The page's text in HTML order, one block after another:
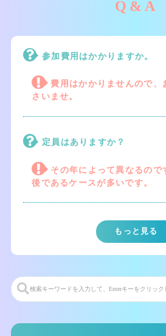
Q&A
参加費用はかかりますか。
費用はかかりませんので、
さいませ。
定員はありますか？
その年によって異なるので
後であるケースが多いです。
もっと見る